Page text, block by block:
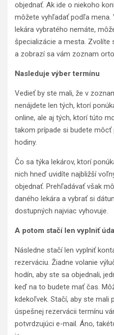
objednať. Ak ide o niekoho
môžete vyhľadať podľa mena.
lekára vybratého nemáte,
špecializácie a mesta. Zvolíte
a zobrazí sa vám zoznam
Nasleduje výber termínu
Vedieť by ste mali, že v
nenájdete len tých, ktorí
online, ale aj tých, ktorí túto
takom prípade si budete
hodiny.
Čo sa týka lekárov, ktorí
nich hneď uvidíte najbližší
objednať. Prehľadávať však
daného lekára a vybrať si
dostupných najviac vyhovuje.
A potom stačí len vyplniť
Následne stačí len vyplniť
rezerváciu. Žiadne volanie
hodín, aby ste sa objednali,
keď na to budete mať čas.
kdekoľvek. Stačí, aby ste mali
úspešnej rezervácii termínu
potvrdzujúci e-mail. Áno,